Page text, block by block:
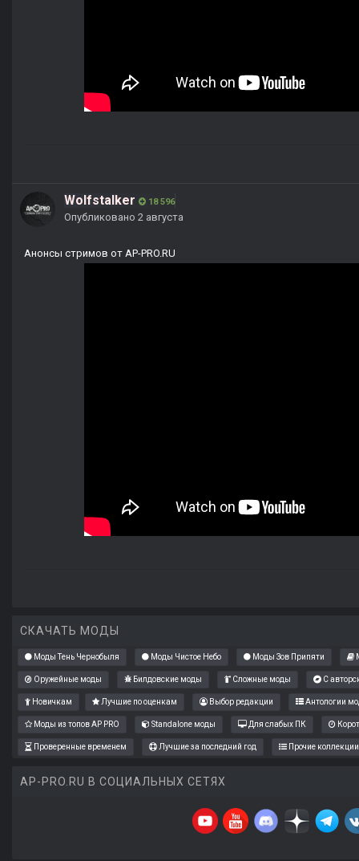
Wolfstalker 18 596
Опубликовано 2 августа
Анонсы стримов от AP-PRO.RU
СКАЧАТЬ МОДЫ
Моды Тень Чернобыля Моды Чистое Небо Моды Зов Припяти
Оружейные моды Билдовские моды Сложные моды С
Новичкам Лучшие по оценкам Выбор редакции Антологии
Моды из топов AP PRO Standalone моды Для слабых ПК
Проверенные временем Лучшие за последний год Прочие коллекции
AP-PRO.RU В СОЦИАЛЬНЫХ СЕТЯХ